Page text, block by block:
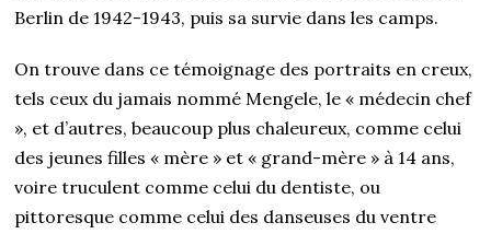
Berlin de 1942-1943, puis sa survie dans les camps.
On trouve dans ce témoignage des portraits en creux,
tels ceux du jamais nommé Mengele, le « médecin chef
», et d’autres, beaucoup plus chaleureux, comme celui
des jeunes filles « mère » et « grand-mère » à 14 ans,
voire truculent comme celui du dentiste, ou
pittoresque comme celui des danseuses du ventre